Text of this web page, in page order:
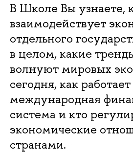
Школе Вы узнаете,
заимодействует
отдельного
целом, какие
олнуют мировых
сегодня, как работает
международная
система и кто
экономические
странами.